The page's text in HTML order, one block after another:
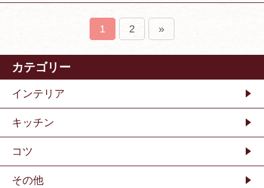
1 2 »
カテゴリー
インテリア
キッチン
コツ
その他